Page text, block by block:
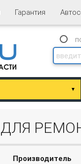
Гарантия
▼
ДЛЯ
Производитель